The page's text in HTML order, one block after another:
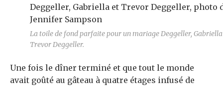
La toile de fond parfaite pour un mariage Deggeller,
Trevor Deggeller.
Une fois le dîner terminé et que tout le monde
avait goûté au gâteau à quatre étages infusé de